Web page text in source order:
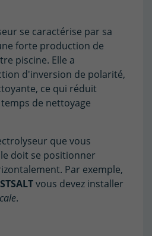
se caractérise par sa
forte production de
piscine. Elle a
d'inversion de polarité,
ce qui réduit
de nettoyage
que vous
doit se positionner
Par exemple,
vous devez installer
.